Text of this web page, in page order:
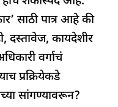
साठी पात्र आहे की
दस्तावेज, कायदेशीर
वर्गाचं
प्रक्रियेकडे
सांगण्यावरून?